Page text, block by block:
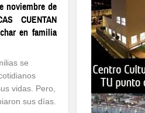
noviembre de
CUENTAN
en familia
se
vidas. Pero,
sus días.